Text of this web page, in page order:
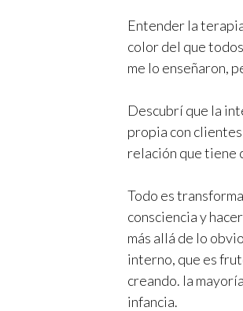
Entender la
color del que
me lo enseñaron,
Descubrí que la
propia con
relación que tiene
Todo es
consciencia y
más allá de lo
interno, que es
creando. la
infancia.